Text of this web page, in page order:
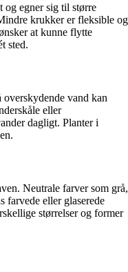
og egner sig til større
krukker er fleksible og
at kunne flytte
sted.
vand kan
eller
dagligt. Planter i
Neutrale farver som grå,
farvede eller glaserede
størrelser og former